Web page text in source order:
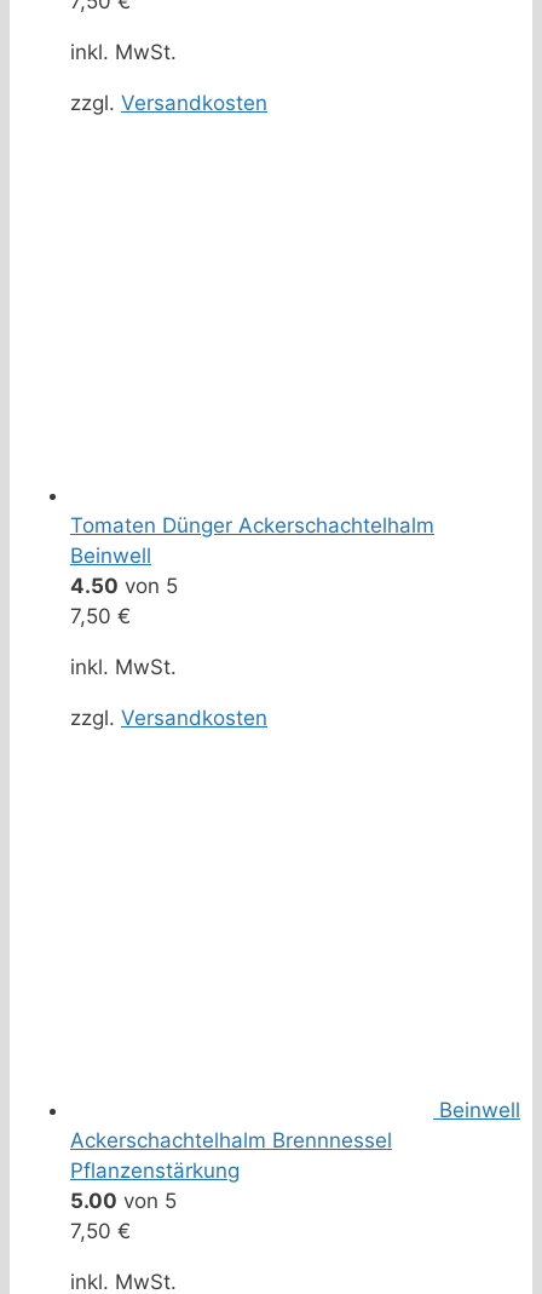
inkl. MwSt.
zzgl. Versandkosten
Tomaten Dünger Ackerschachtelhalm
Beinwell
4.50 von 5
7,50 €
inkl. MwSt.
zzgl. Versandkosten
Beinwell
Ackerschachtelhalm Brennnessel
Pflanzenstärkung
5.00 von 5
7,50 €
inkl. MwSt.